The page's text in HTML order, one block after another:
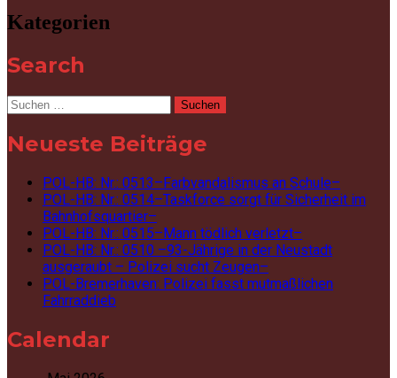
Kategorien
Search
Suchen
nach:
Neueste Beiträge
POL-HB: Nr.: 0513–Farbvandalismus an Schule–
POL-HB: Nr.: 0514–Taskforce sorgt für Sicherheit im
Bahnhofsquartier–
POL-HB: Nr.: 0515–Mann tödlich verletzt–
POL-HB: Nr.: 0510 –93-Jährige in der Neustadt
ausgeraubt – Polizei sucht Zeugen–
POL-Bremerhaven: Polizei fasst mutmaßlichen
Fahrraddieb
Calendar